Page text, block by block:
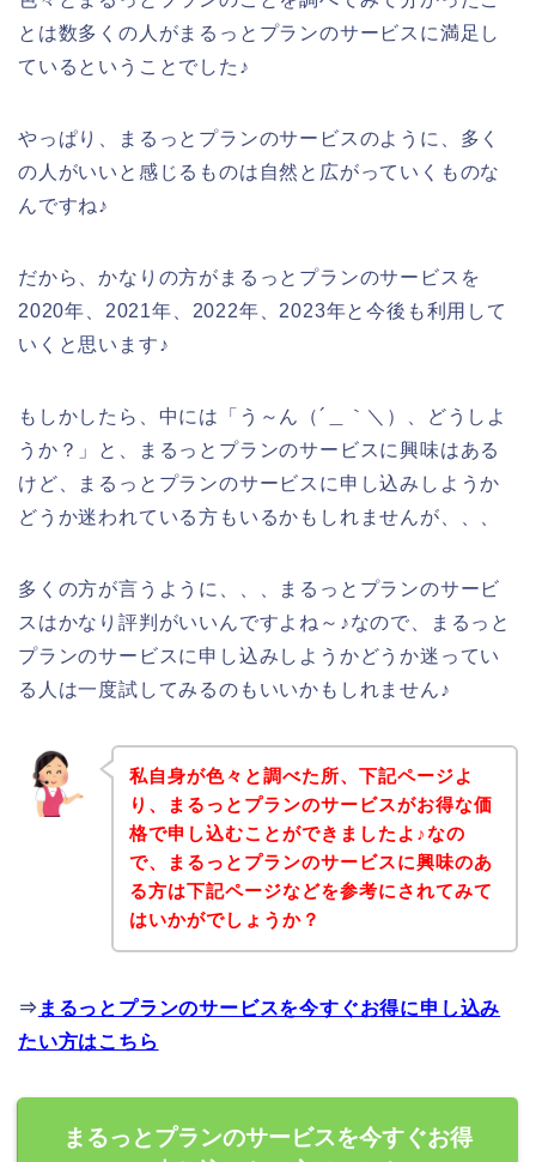
とは数多くの人がまるっとプランのサービスに満足し
ているということでした♪
やっぱり、まるっとプランのサービスのように、多く
の人がいいと感じるものは自然と広がっていくものな
んですね♪
だから、かなりの方がまるっとプランのサービスを
2020年、2021年、2022年、2023年と今後も利用して
いくと思います♪
もしかしたら、中には「う～ん（´＿｀＼）、どうしよ
うか？」と、まるっとプランのサービスに興味はある
けど、まるっとプランのサービスに申し込みしようか
どうか迷われている方もいるかもしれませんが、、、
多くの方が言うように、、、まるっとプランのサービ
スはかなり評判がいいんですよね～♪なので、まるっと
プランのサービスに申し込みしようかどうか迷ってい
る人は一度試してみるのもいいかもしれません♪
私自身が色々と調べた所、下記ページよ
り、まるっとプランのサービスがお得な価
格で申し込むことができましたよ♪なの
で、まるっとプランのサービスに興味のあ
る方は下記ページなどを参考にされてみて
はいかがでしょうか？
⇒ まるっとプランのサービスを今すぐお得に申し込み
たい方はこちら
まるっとプランのサービスを今すぐお得